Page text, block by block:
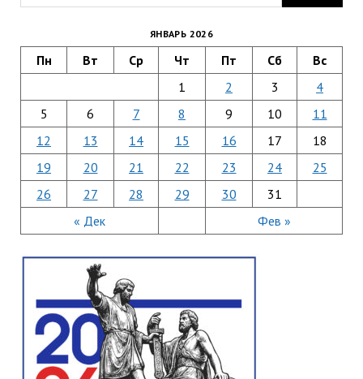
ЯНВАРЬ 2026
Пн Вт Ср Чт Пт Сб Вс
« Дек Фев »
1 2 3
4
5
6 7 8 9 10
11
12
13 14 15 16 17
18
19
20 21 22 23 24
25
26
27 28 29 30 31